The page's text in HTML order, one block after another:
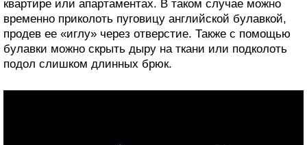
квартире или апартаментах. В таком случае можно
временно приколоть пуговицу английской булавкой,
продев ее «иглу» через отверстие. Также с помощью
булавки можно скрыть дыру на ткани или подколоть
подол слишком длинных брюк.